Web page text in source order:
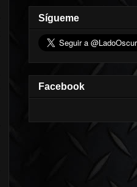
Sígueme
Facebook